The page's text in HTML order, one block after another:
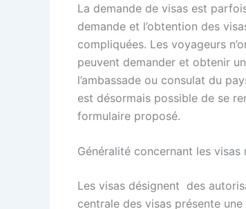
La demande de visas est
demande et l’obtention des
compliquées. Les voyageurs
peuvent demander et obtenir
l’ambassade ou consulat du
est désormais possible de se
formulaire proposé.
Généralité concernant les visas
Les visas désignent des
centrale des visas présente